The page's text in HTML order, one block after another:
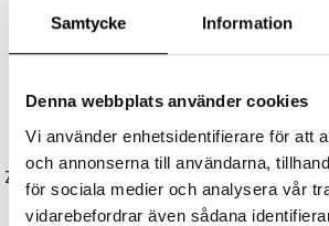
Samtycke Information
Denna webbplats använder cookies
Vi använder enhetsidentifierare för att
och annonserna till användarna,
för sociala medier och analysera vår
vidarebefordrar även sådana
ZLAMP
4205 kr
3574 kr